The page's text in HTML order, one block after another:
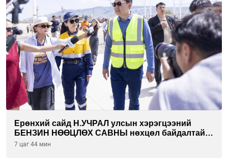
Ерөнхий сайд Н.УЧРАЛ улсын хэрэгцээний
БЕНЗИН НӨӨЦЛӨХ САВНЫ нөхцөл байдалтай
танилцлаа
7 цаг 44 мин